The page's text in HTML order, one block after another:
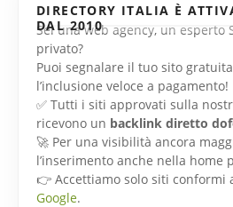
DIRECTORY ITALIA È
DAL 2010
Sei una web agency, un esperto
privato?
Puoi segnalare il tuo sito
l’inclusione veloce a pagamento!
✅ Tutti i siti approvati sulla
ricevono un backlink diretto
🚀 Per una visibilità ancora
l’inserimento anche nella home
👉 Accettiamo solo siti conformi
Google.